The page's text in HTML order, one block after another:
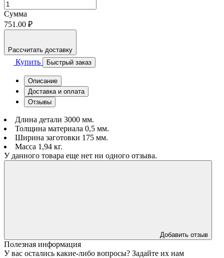
Сумма
751.00 ₽
Рассчитать доставку
Купить Быстрый заказ
Описание
Доставка и оплата
Отзывы
Длина детали 3000 мм.
Толщина материала 0,5 мм.
Ширина заготовки 175 мм.
Масса 1,94 кг.
У данного товара еще нет ни одного отзыва.
Добавить отзыв
Полезная информация
У вас остались какие-либо вопросы? Задайте их нам